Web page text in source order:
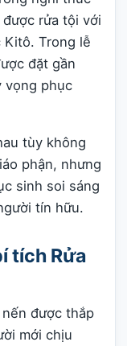
rửa tội với
Trong lễ
đặt gần
vọng phục
tùy không
phận, nhưng
sinh soi sáng
tín hữu.
tích Rửa
được thắp
mới chịu